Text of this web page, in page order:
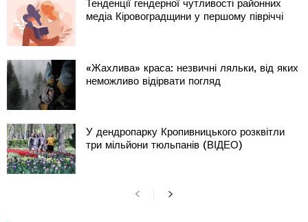
Тенденції гендерної чутливості районних
медіа Кіровоградщини у першому півріччі
«Жахлива» краса: незвичні ляльки, від яких
неможливо відірвати погляд
У дендропарку Кропивницького розквітли
три мільйони тюльпанів (ВІДЕО)